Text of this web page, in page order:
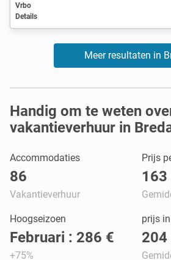
Vrbo
Details
Meer resultaten in
Handig om te weten
vakantieverhuur in
Accommodaties
86
Vakantieverhuur
Prijs
163
Hoogseizoen
Februari : 286 €
+75%
prijs
204